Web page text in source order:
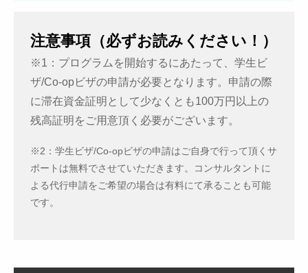
注意事項（必ずお読みください！）
※1：プログラムを開始するにあたって、学生ビ
ザ/Co-opビザの申請が必要となります。申請の際
に滞在資金証明として少なくとも100万円以上の
残高証明をご用意頂く必要がございます。
※2：学生ビザ/Co-opビザの申請はご自身で行って頂くサ
ポートは無料でさせていただきます。コンサルタントに
よる代行申請をご希望の場合は有料にて承ることも可能
です。